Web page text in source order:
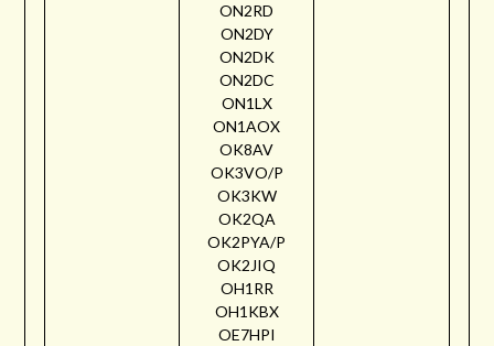
ON2RD
ON2DY
ON2DK
ON2DC
ON1LX
ON1AOX
OK8AV
OK3VO/P
OK3KW
OK2QA
OK2PYA/P
OK2JIQ
OH1RR
OH1KBX
OE7HPI